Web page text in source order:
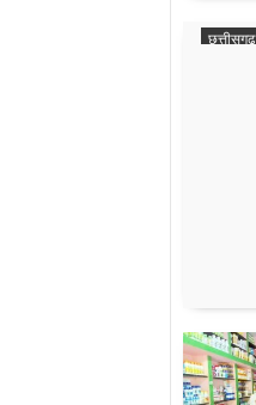
छत्तीसगढ़